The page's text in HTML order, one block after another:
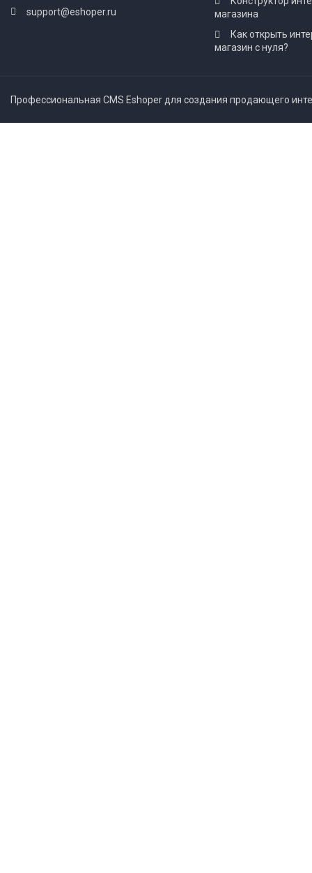
support@eshoper.ru
магазина
Как открыть
магазин с нуля?
Профессиональная CMS Eshoper для создания продающего